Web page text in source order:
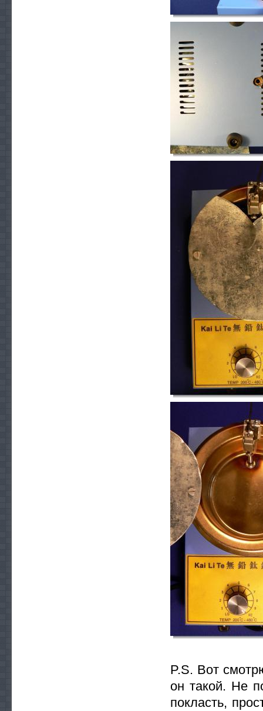
P.S. Вот
он такой. Не
покласть,